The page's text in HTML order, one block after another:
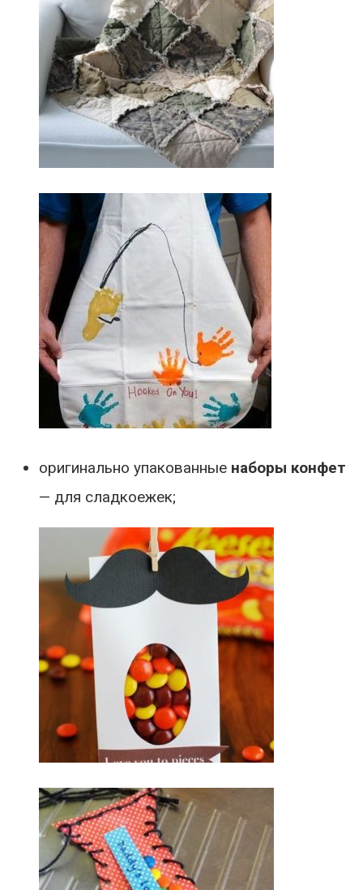
оригинально упакованные наборы конфет
— для сладкоежек;